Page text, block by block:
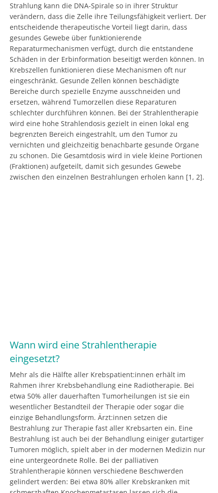
Strahlung kann die DNA-Spirale so in ihrer Struktur
verändern, dass die Zelle ihre Teilungsfähigkeit verliert. Der
entscheidende therapeutische Vorteil liegt darin, dass
gesundes Gewebe über funktionierende
Reparaturmechanismen verfügt, durch die entstandene
Schäden in der Erbinformation beseitigt werden können. In
Krebszellen funktionieren diese Mechanismen oft nur
eingeschränkt. Gesunde Zellen können beschädigte
Bereiche durch spezielle Enzyme ausschneiden und
ersetzen, während Tumorzellen diese Reparaturen
schlechter durchführen können. Bei der Strahlentherapie
wird eine hohe Strahlendosis gezielt in einen lokal eng
begrenzten Bereich eingestrahlt, um den Tumor zu
vernichten und gleichzeitig benachbarte gesunde Organe
zu schonen. Die Gesamtdosis wird in viele kleine Portionen
(Fraktionen) aufgeteilt, damit sich gesundes Gewebe
zwischen den einzelnen Bestrahlungen erholen kann [1, 2].
Wann wird eine Strahlentherapie
eingesetzt?
Mehr als die Hälfte aller Krebspatient:innen erhält im
Rahmen ihrer Krebsbehandlung eine Radiotherapie. Bei
etwa 50% aller dauerhaften Tumorheilungen ist sie ein
wesentlicher Bestandteil der Therapie oder sogar die
einzige Behandlungsform. Ärzt:innen setzen die
Bestrahlung zur Therapie fast aller Krebsarten ein. Eine
Bestrahlung ist auch bei der Behandlung einiger gutartiger
Tumoren möglich, spielt aber in der modernen Medizin nur
eine untergeordnete Rolle. Bei der palliativen
Strahlentherapie können verschiedene Beschwerden
gelindert werden: Bei etwa 80% aller Krebskranken mit